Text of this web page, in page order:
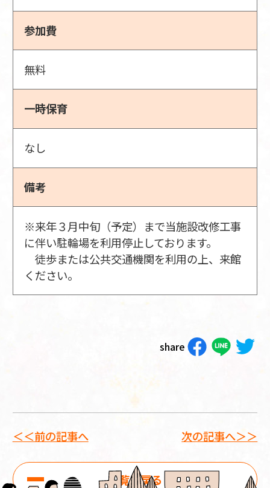
参加費
無料
一時保育
なし
備考
※来年３月中旬（予定）まで当施設改修工事
に伴い駐輪場を利用停止しております。
徒歩または公共交通機関を利用の上、来館
ください。
share
＜＜前の記事へ
一覧に戻る
次の記事へ＞＞